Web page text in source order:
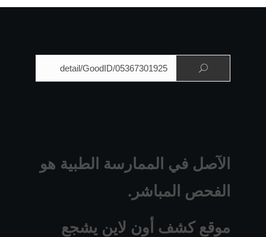
الآصل في الممارسة الطبية هو
الفحص المباشر.
موقع كشف أون لاين يشجع